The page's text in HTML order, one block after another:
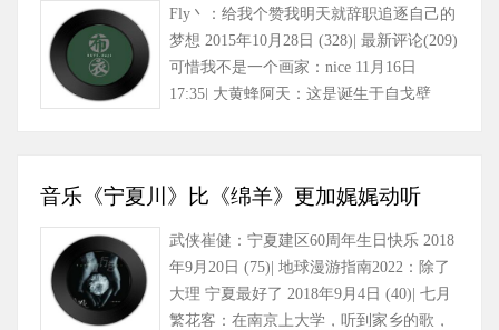
Fly丶：给我个赞我明天就辞职追逐自己的
梦想 2015年10月28日 (328)| 最新评论(209)
可惜我不是一个画家：nice 11月16日
17:35| 大黄蜂阿天：这是诞生于自戈壁
音乐《宁夏川》比《绵羊》更加娓娓动听
武侠崔健：宁夏建区60周年生日快乐 2018
年9月20日 (75)| 地球漫游指南2022：除了
大理 宁夏最好了 2018年9月4日 (40)| 七月
繁花客：在南京上大学，听到家乡的歌，